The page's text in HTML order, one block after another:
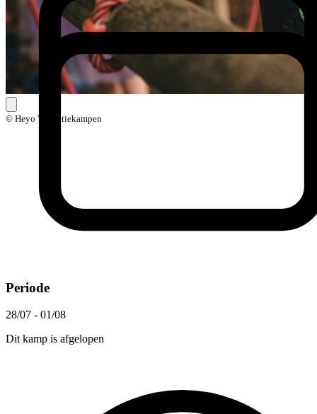
© Heyo Vakantiekampen
Periode
28/07 - 01/08
Dit kamp is afgelopen